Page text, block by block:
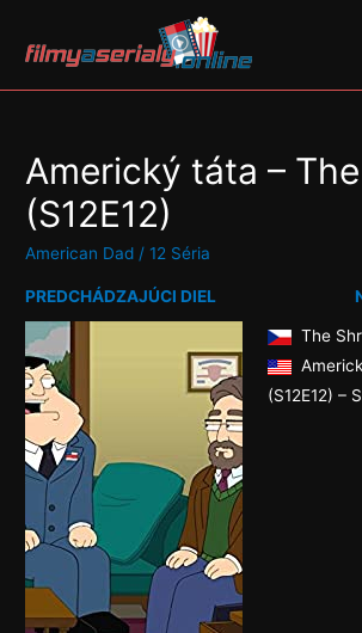
Americký táta –
(S12E12)
American Dad /12 Séria
PREDCHÁDZAJÚCI DIEL
The
(S12E12) –